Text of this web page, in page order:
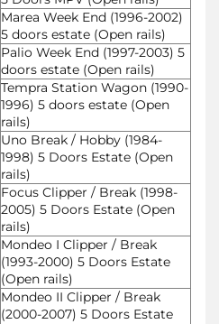
Marea Week End (1996-2002)
5 doors estate (Open rails)
Palio Week End (1997-2003) 5
doors estate (Open rails)
Tempra Station Wagon (1990-
1996) 5 doors estate (Open
rails)
Uno Break / Hobby (1984-
1998) 5 Doors Estate (Open
rails)
Focus Clipper / Break (1998-
2005) 5 Doors Estate (Open
rails)
Mondeo I Clipper / Break
(1993-2000) 5 Doors Estate
(Open rails)
Mondeo II Clipper / Break
(2000-2007) 5 Doors Estate